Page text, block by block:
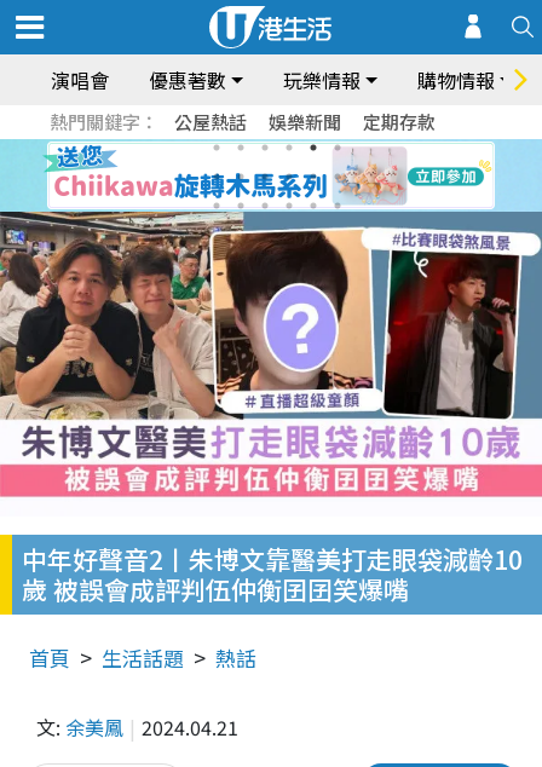
演唱會 優惠著數 玩樂情報 購物情報
熱門關鍵字： 公屋熱話 娛樂新聞 定期存款
中年好聲音2丨朱博文靠醫美打走眼袋減齡10
歲 被誤會成評判伍仲衡囝囝笑爆嘴
首頁 生活話題 熱話
文: 余美鳳 2024.04.21